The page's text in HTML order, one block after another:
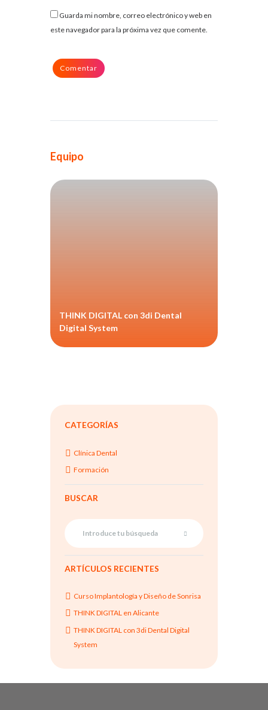
Guarda mi nombre, correo electrónico y web en
este navegador para la próxima vez que comente.
Equipo
THINK DIGITAL con 3di Dental
Digital System
CATEGORÍAS
Clínica Dental
Formación
BUSCAR
ARTÍCULOS RECIENTES
Curso Implantología y Diseño de Sonrisa
THINK DIGITAL en Alicante
THINK DIGITAL con 3di Dental Digital
System